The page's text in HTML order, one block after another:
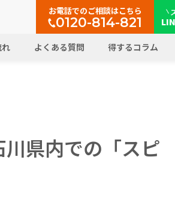
お電話でのご相談はこちら
0120-814-821
よくある質問 得するコラム
県内での「スピ